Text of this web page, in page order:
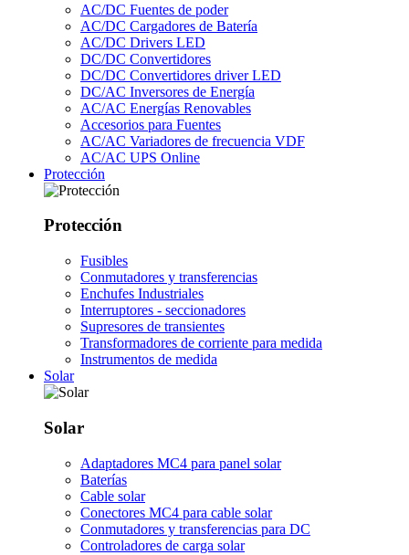
AC/DC Fuentes de poder
AC/DC Cargadores de Batería
AC/DC Drivers LED
DC/DC Convertidores
DC/DC Convertidores driver LED
DC/AC Inversores de Energía
AC/AC Energías Renovables
Accesorios para Fuentes
AC/AC Variadores de frecuencia VDF
AC/AC UPS Online
Protección
Protección
Fusibles
Conmutadores y transferencias
Enchufes Industriales
Interruptores - seccionadores
Supresores de transientes
Transformadores de corriente para medida
Instrumentos de medida
Solar
Solar
Adaptadores MC4 para panel solar
Baterías
Cable solar
Conectores MC4 para cable solar
Conmutadores y transferencias para DC
Controladores de carga solar